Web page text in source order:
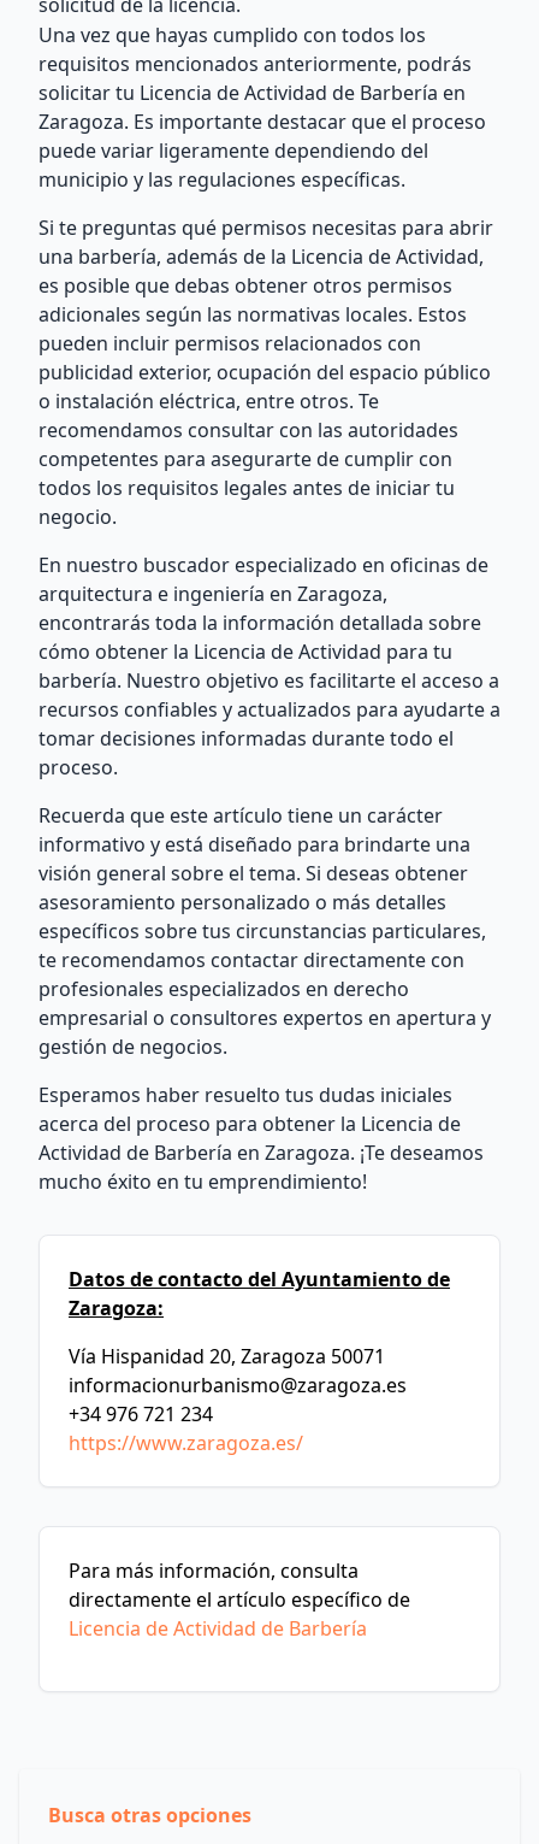
Una vez que hayas cumplido con todos los
requisitos mencionados anteriormente, podrás
solicitar tu Licencia de Actividad de Barbería en
Zaragoza. Es importante destacar que el proceso
puede variar ligeramente dependiendo del
municipio y las regulaciones específicas.
Si te preguntas qué permisos necesitas para abrir
una barbería, además de la Licencia de Actividad,
es posible que debas obtener otros permisos
adicionales según las normativas locales. Estos
pueden incluir permisos relacionados con
publicidad exterior, ocupación del espacio público
o instalación eléctrica, entre otros. Te
recomendamos consultar con las autoridades
competentes para asegurarte de cumplir con
todos los requisitos legales antes de iniciar tu
negocio.
En nuestro buscador especializado en oficinas de
arquitectura e ingeniería en Zaragoza,
encontrarás toda la información detallada sobre
cómo obtener la Licencia de Actividad para tu
barbería. Nuestro objetivo es facilitarte el acceso a
recursos confiables y actualizados para ayudarte a
tomar decisiones informadas durante todo el
proceso.
Recuerda que este artículo tiene un carácter
informativo y está diseñado para brindarte una
visión general sobre el tema. Si deseas obtener
asesoramiento personalizado o más detalles
específicos sobre tus circunstancias particulares,
te recomendamos contactar directamente con
profesionales especializados en derecho
empresarial o consultores expertos en apertura y
gestión de negocios.
Esperamos haber resuelto tus dudas iniciales
acerca del proceso para obtener la Licencia de
Actividad de Barbería en Zaragoza. ¡Te deseamos
mucho éxito en tu emprendimiento!
Datos de contacto del Ayuntamiento de
Zaragoza:
Vía Hispanidad 20, Zaragoza 50071
informacionurbanismo@zaragoza.es
+34 976 721 234
https://www.zaragoza.es/
Para más información, consulta
directamente el artículo específico de
Licencia de Actividad de Barbería
Busca otras opciones